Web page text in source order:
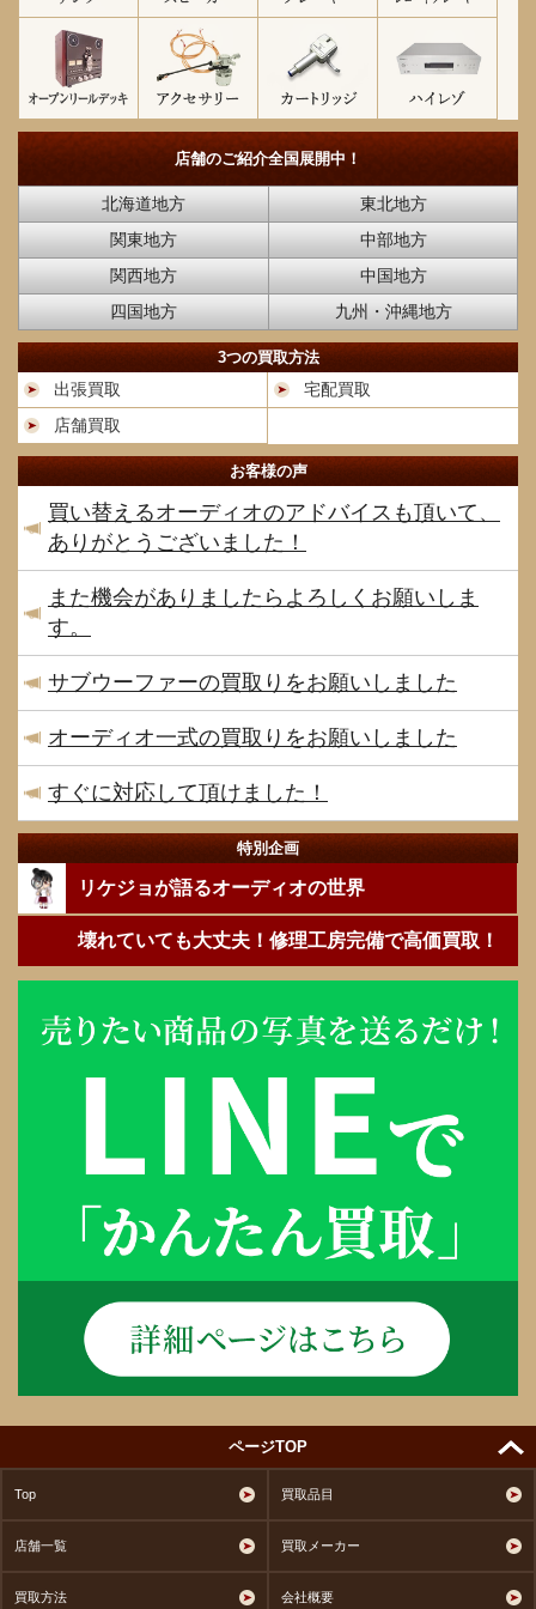
店舗のご紹介全国展開中！
北海道地方
東北地方
関東地方
中部地方
関西地方
中国地方
四国地方
九州・沖縄地方
3つの買取方法
出張買取
宅配買取
店舗買取
お客様の声
買い替えるオーディオのアドバイスも頂いて、
ありがとうございました！
また機会がありましたらよろしくお願いしま
す。
サブウーファーの買取りをお願いしました
オーディオ一式の買取りをお願いしました
すぐに対応して頂けました！
特別企画
リケジョが語るオーディオの世界
壊れていても大丈夫！修理工房完備で高価買取！
ページTOP
Top 買取品目
店舗一覧 買取メーカー
買取方法 会社概要